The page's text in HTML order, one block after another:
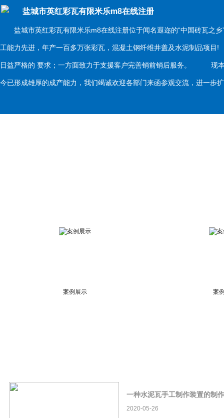
盐城市英红彩瓦有限米乐m8在线注册
盐城市英红彩瓦有限米乐m8在线注册位于闻名遐迩的“中国砖瓦之乡
工能力先进，年产一百多万张彩瓦，混凝土钢纤维井盖及水泥制品项
日益严格的 要求；一方面致力于支援客户完善销前销后服务。 现本
今已形成雄厚的成产能力，我们竭诚欢迎各部门来函参观交流，进一
案例展示 案
一种水泥瓦手工制作装置的制
2020-05-26